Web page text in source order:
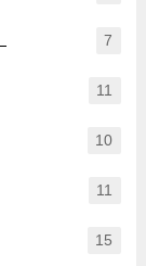
7
11
10
11
15